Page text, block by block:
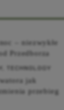
– niezwykłe
Przedborza
TECHNOLOGY
jak
przebieg